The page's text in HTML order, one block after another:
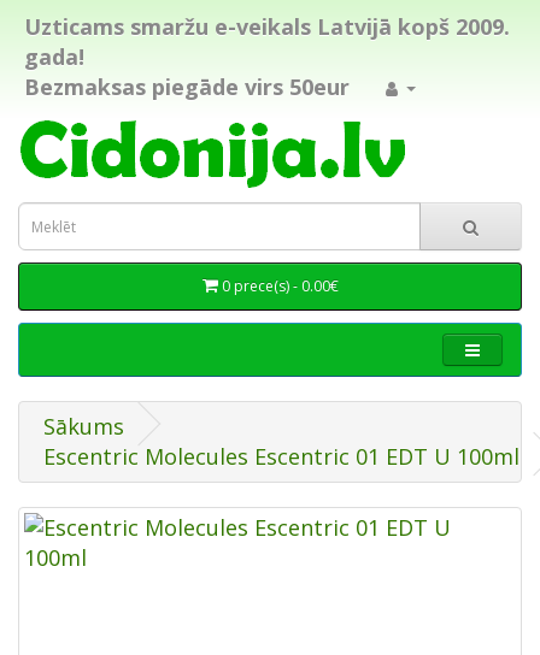
Uzticams smaržu e-veikals Latvijā kopš 2009.
gada!
Bezmaksas piegāde virs 50eur
0 prece(s) - 0.00€
Sākums
Escentric Molecules Escentric 01 EDT U 100ml